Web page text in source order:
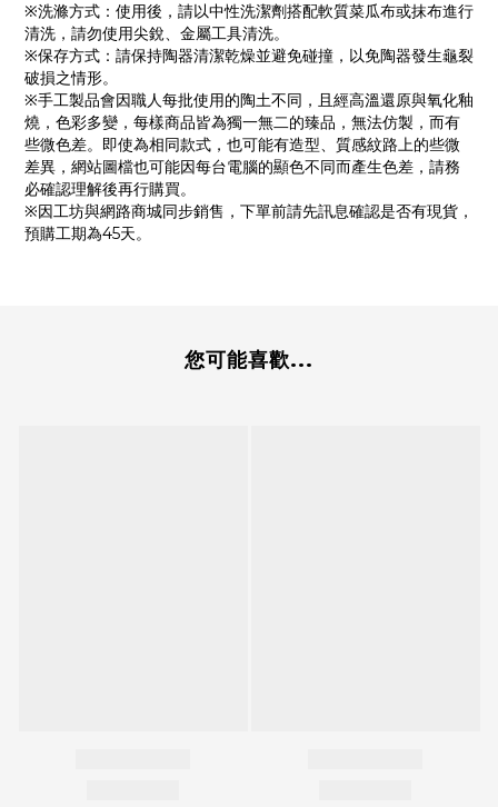
※洗滌方式：使用後，請以中性洗潔劑搭配軟質菜瓜布或抹布進行
清洗，請勿使用尖銳、金屬工具清洗。
※保存方式：請保持陶器清潔乾燥並避免碰撞，以免陶器發生龜裂
破損之情形。
※手工製品會因職人每批使用的陶土不同，且經高溫還原與氧化釉
燒，色彩多變，每樣商品皆為獨一無二的臻品，無法仿製，而有
些微色差。即使為相同款式，也可能有造型、質感紋路上的些微
差異，網站圖檔也可能因每台電腦的顯色不同而產生色差，請務
必確認理解後再行購買。
※因工坊與網路商城同步銷售，下單前請先訊息確認是否有現貨，
預購工期為45天。
您可能喜歡...